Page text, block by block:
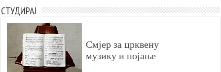
СТУДИРАЈ
Смјер за црквену
музику и појање